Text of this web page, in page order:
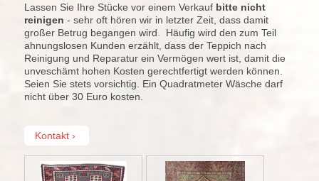
Lassen Sie Ihre Stücke vor einem Verkauf bitte nicht
reinigen - sehr oft hören wir in letzter Zeit, dass damit
großer Betrug begangen wird. Häufig wird den zum Teil
ahnungslosen Kunden erzählt, dass der Teppich nach
Reinigung und Reparatur ein Vermögen wert ist, damit die
unveschämt hohen Kosten gerechtfertigt werden können.
Seien Sie stets vorsichtig. Ein Quadratmeter Wäsche darf
nicht über 30 Euro kosten.
Kontakt